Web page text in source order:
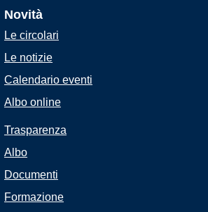
Novità
Le circolari
Le notizie
Calendario eventi
Albo online
Trasparenza
Albo
Documenti
Formazione